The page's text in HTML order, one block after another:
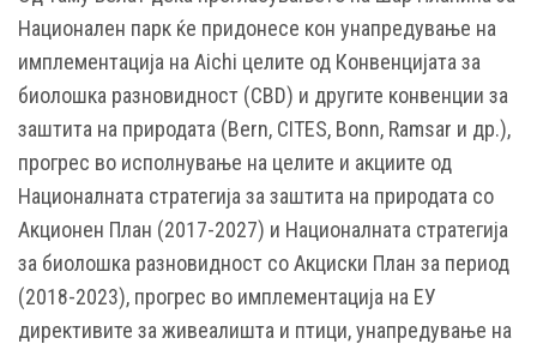
Национален парк ќе придонесе кон унапредување на
имплементација на Aichi целите од Конвенцијата за
биолошка разновидност (CBD) и другите конвенции за
заштита на природата (Bern, CITES, Bonn, Ramsar и др.),
прогрес во исполнување на целите и акциите од
Националната стратегија за заштита на природата со
Акционен План (2017-2027) и Националната стратегија
за биолошка разновидност со Акциски План за период
(2018-2023), прогрес во имплементација на ЕУ
директивите за живеалишта и птици, унапредување на